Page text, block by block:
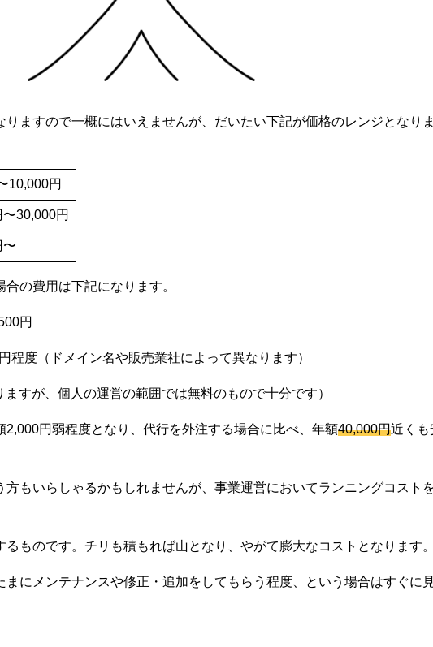
りますので一概にはいえませんが、だいたい下記が価格のレンジとなりま
10,000円
30,000円
〜
の費用は下記になります。
円
程度（ドメイン名や販売業社によって異なります）
すが、個人の運営の範囲では無料のもので十分です）
円弱程度となり、代行を外注する場合に比べ、年額40,000円近くも
方もいらしゃるかもしれませんが、事業運営においてランニングコスト
ものです。チリも積もれば山となり、やがて膨大なコストとなります。
にメンテナンスや修正・追加をしてもらう程度、という場合はすぐに